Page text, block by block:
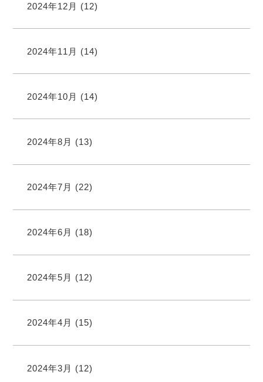
2024年12月 (12)
2024年11月 (14)
2024年10月 (14)
2024年8月 (13)
2024年7月 (22)
2024年6月 (18)
2024年5月 (12)
2024年4月 (15)
2024年3月 (12)